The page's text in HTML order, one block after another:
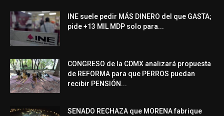
INE suele pedir MÁS DINERO del que GASTA;
pide +13 MIL MDP solo para...
CONGRESO de la CDMX analizará propuesta
de REFORMA para que PERROS puedan
recibir PENSIÓN...
SENADO RECHAZA que MORENA fabrique